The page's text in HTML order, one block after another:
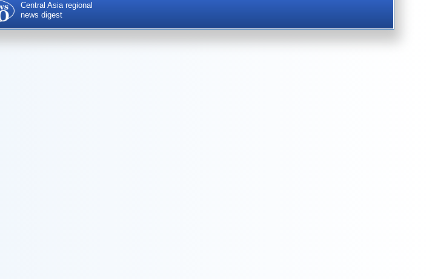
Central Asia regional
news digest